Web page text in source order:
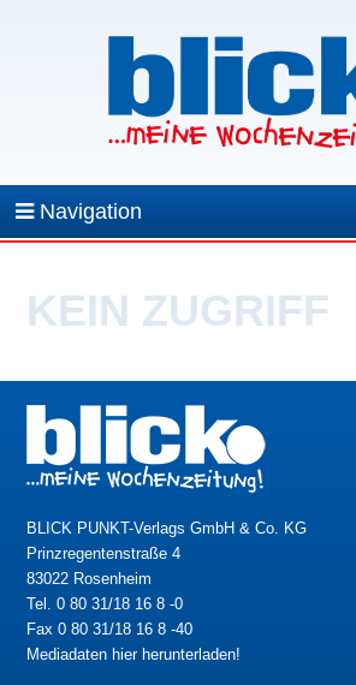
Navigation
KEIN ZUGRIFF
BLICK PUNKT-Verlags GmbH & Co. KG
Prinzregentenstraße 4
83022 Rosenheim
Tel. 0 80 31/18 16 8 -0
Fax 0 80 31/18 16 8 -40
Mediadaten hier herunterladen!